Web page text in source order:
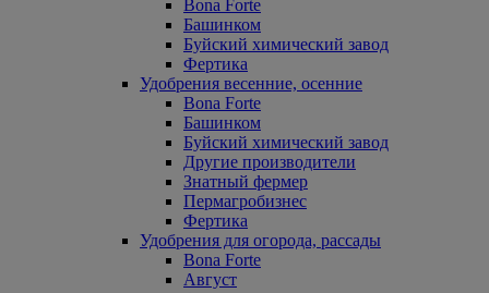
Bona Forte
Башинком
Буйский химический завод
Фертика
Удобрения весенние, осенние
Bona Forte
Башинком
Буйский химический завод
Другие производители
Знатный фермер
Пермагробизнес
Фертика
Удобрения для огорода, рассады
Bona Forte
Август